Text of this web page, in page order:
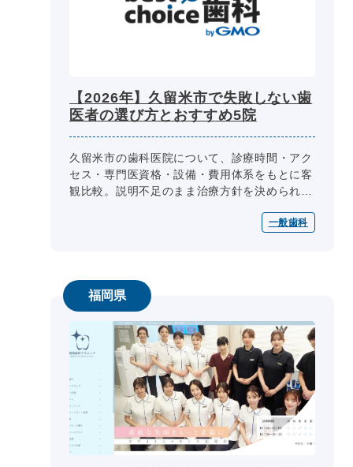
【2026年】久留米市で失敗しない歯
医者の選び方とおすすめ5院
久留米市の歯科医院について、診療時間・アク
セス・専門医資格・設備・費用体系をもとに客
観比較。説明不足のまま治療方針を決められた
安、インプラント・マウスピース矯正...一般歯科
福岡県